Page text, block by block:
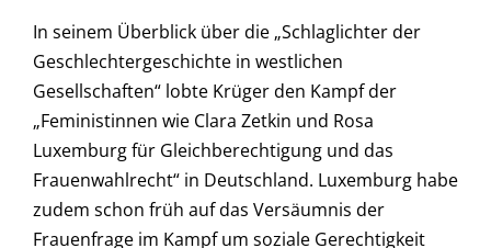
In seinem Überblick über die „Schlaglichter der
Geschlechtergeschichte in westlichen
Gesellschaften“ lobte Krüger den Kampf der
„Feministinnen wie Clara Zetkin und Rosa
Luxemburg für Gleichberechtigung und das
Frauenwahlrecht“ in Deutschland. Luxemburg habe
zudem schon früh auf das Versäumnis der
Frauenfrage im Kampf um soziale Gerechtigkeit